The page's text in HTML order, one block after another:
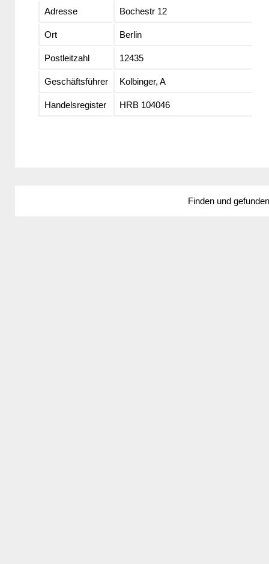
Adresse Bochestr 12
Ort Berlin
Postleitzahl 12435
Geschäftsführer Kolbinger, A
Handelsregister HRB 104046
Finden und